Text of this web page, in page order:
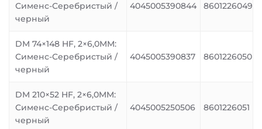
Сименс-Серебристый /
черный
4045005390844 8601226049
DM 74×148 HF, 2×6,0MM:
Сименс-Серебристый /
черный
4045005390837 8601226050
DM 210×52 HF, 2×6,0MM:
Сименс-Серебристый /
черный
4045005250506 8601226051